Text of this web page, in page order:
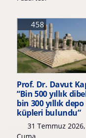
Prof. Dr. Davut
“Bin 500 yıllık
bin 300 yıllık depo
küpleri bulundu”
31 Temmuz 2026,
458